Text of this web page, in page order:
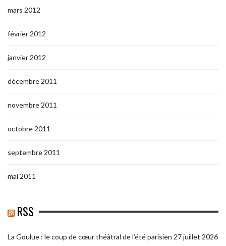
mars 2012
février 2012
janvier 2012
décembre 2011
novembre 2011
octobre 2011
septembre 2011
mai 2011
RSS
La Goulue : le coup de cœur théâtral de l’été parisien 27 juillet 2026